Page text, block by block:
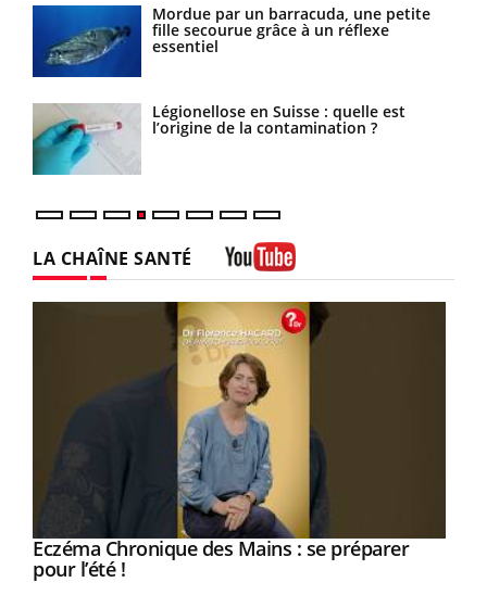
Mordue par un barracuda, une petite
fille secourue grâce à un réflexe
essentiel
Légionellose en Suisse : quelle est
l’origine de la contamination ?
LA CHAÎNE SANTÉ
Youtube
Eczéma Chronique des Mains : se préparer
pour l’été !Youtube